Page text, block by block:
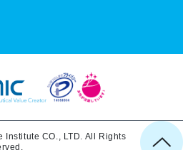
CO., LTD. All Rights